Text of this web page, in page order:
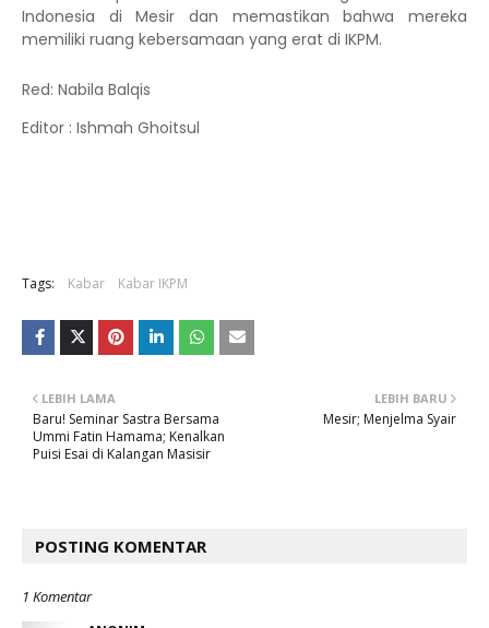
Indonesia di Mesir dan memastikan bahwa mereka
memiliki ruang kebersamaan yang erat di IKPM.
Red: Nabila Balqis
Editor : Ishmah Ghoitsul
Tags: Kabar Kabar IKPM
LEBIH BARU
Mesir; Menjelma Syair
LEBIH LAMA
Baru! Seminar Sastra Bersama
Ummi Fatin Hamama; Kenalkan
Puisi Esai di Kalangan Masisir
POSTING KOMENTAR
1 Komentar